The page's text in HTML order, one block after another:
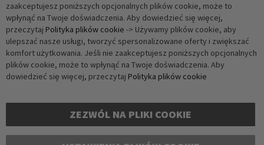
Subskrybuj
Weryfikacja antybotowa
Kliknij, aby rozpocząć weryfikację
FriendlyCaptcha ⇗
zaakceptujesz poniższych opcjonalnych plików cookie, może to
wpłynąć na Twoje doświadczenia. Aby dowiedzieć się więcej,
przeczytaj Polityka plików cookie -> Używamy plików cookie, aby
ulepszać nasze usługi, tworzyć spersonalizowane oferty i zwiększać
komfort użytkowania. Jeśli nie zaakceptujesz poniższych opcjonalnych
plików cookie, może to wpłynąć na Twoje doświadczenia. Aby
dowiedzieć się więcej, przeczytaj Polityka plików cookie
ZEZWÓL NA PLIKI COOKIE